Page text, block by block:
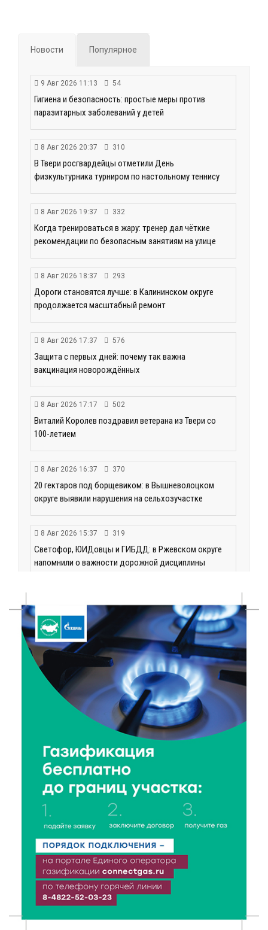
Новости Популярное
9 Авг 2026 11:13 54
Гигиена и безопасность: простые меры против
паразитарных заболеваний у детей
8 Авг 2026 20:37 310
В Твери росгвардейцы отметили День
физкультурника турниром по настольному теннису
8 Авг 2026 19:37 332
Когда тренироваться в жару: тренер дал чёткие
рекомендации по безопасным занятиям на улице
8 Авг 2026 18:37 293
Дороги становятся лучше: в Калининском округе
продолжается масштабный ремонт
8 Авг 2026 17:37 576
Защита с первых дней: почему так важна
вакцинация новорождённых
8 Авг 2026 17:17 502
Виталий Королев поздравил ветерана из Твери со
100-летием
8 Авг 2026 16:37 370
20 гектаров под борщевиком: в Вышневолоцком
округе выявили нарушения на сельхозучастке
8 Авг 2026 15:37 319
Светофор, ЮИДовцы и ГИБДД: в Ржевском округе
напомнили о важности дорожной дисциплины
Педагог детского сада Святой Анны
Кашинской — лауреат всероссийского конкурса
8 Авг 2026 14:23 299
Тверские экологи сняли на видео медвежий обед
8 Авг 2026 14:14 461
Виталий Королев запустил веловолну на Волге в
8 Авг 2026 13:37 774
Чем удивит X Международный фестиваль «Калитка»
в 2026 году?
8 Авг 2026 12:37 437
Забыл вещи в транспорте? Рассказываем, что ждёт
пассажиров по новым правилам
8 Авг 2026 12:12 1242
Более 40 миллионов на металлургию получил бизнес